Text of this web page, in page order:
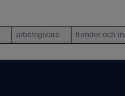
arbetsgivare trender och